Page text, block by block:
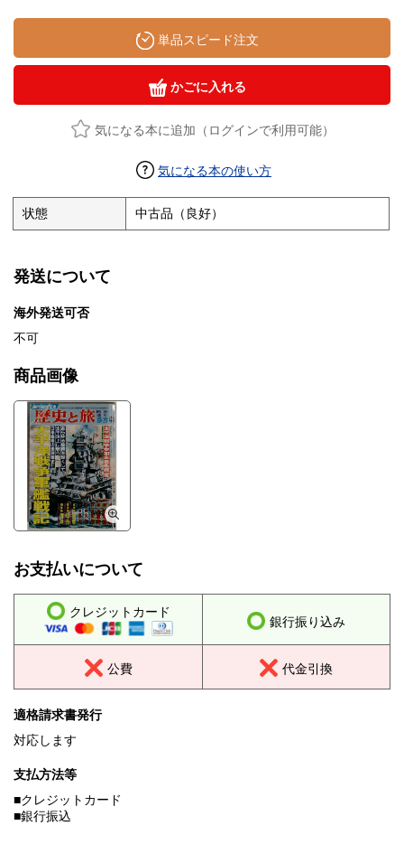
単品スピード注文
かごに入れる
気になる本に追加（ログインで利用可能）
気になる本の使い方
状態 中古品（良好）
発送について
海外発送可否
不可
商品画像
お支払いについて
クレジットカード
銀行振り込み
公費 代金引換
適格請求書発行
対応します
支払方法等
■クレジットカード
■銀行振込